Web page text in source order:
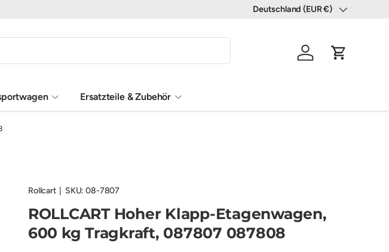
Land/Region
Deutschland (EUR €)
Einloggen
Ersatzteile & Zubehör
Rollcart| SKU: 08-7807
ROLLCART Hoher Klapp-Etagenwagen,
600 kg Tragkraft, 087807 087808